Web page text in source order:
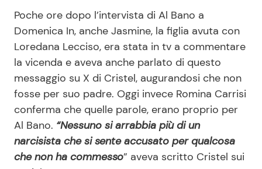
Poche ore dopo l’intervista di Al Bano a
Domenica In, anche Jasmine, la figlia avuta con
Loredana Lecciso, era stata in tv a commentare
la vicenda e aveva anche parlato di questo
messaggio su X di Cristel, augurandosi che non
fosse per suo padre. Oggi invece Romina Carrisi
conferma che quelle parole, erano proprio per
Al Bano. “Nessuno si arrabbia più di un
narcisista che si sente accusato per qualcosa
che non ha commesso” aveva scritto Cristel sui